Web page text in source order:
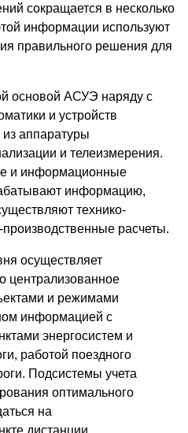
сокращается в несколько
информации используют
правильного решения для
основой АСУЭ наряду с
и устройств
аппаратуры
и телеизмерения.
и информационные
информацию,
технико-
расчеты.
осуществляет
централизованное
и режимами
информацией с
энергосистем и
работой поездного
Подсистемы учета
оптимального
на
дистанции